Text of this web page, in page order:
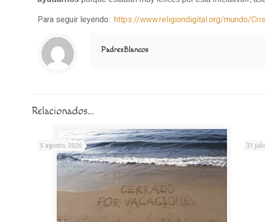
Para seguir leyendo:https://www.religiondigital.org/mundo/
Notice
: Trying to access array offset on value of type null in
/home/misioner/public_html/padresblancos/themes/betheme/includes/content-single.php
on line
286
PadresBlancos
Relacionados...
5 agosto, 2026 31